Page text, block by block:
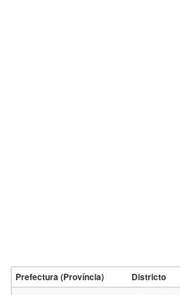
Prefectura (Província) Districto